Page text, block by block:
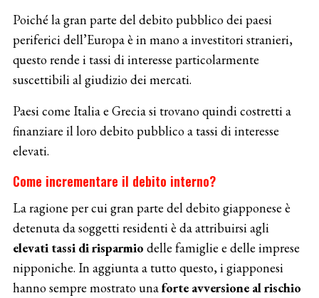
Poiché la gran parte del debito pubblico dei paesi
periferici dell’Europa è in mano a investitori stranieri,
questo rende i tassi di interesse particolarmente
suscettibili al giudizio dei mercati.
Paesi come Italia e Grecia si trovano quindi costretti a
finanziare il loro debito pubblico a tassi di interesse
elevati.
Come incrementare il debito interno?
La ragione per cui gran parte del debito giapponese è
detenuta da soggetti residenti è da attribuirsi agli
elevati tassi di risparmio delle famiglie e delle imprese
nipponiche. In aggiunta a tutto questo, i giapponesi
hanno sempre mostrato unaforte avversione al rischio